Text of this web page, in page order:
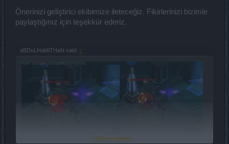
Önerinizi geliştirici ekibimize ileteceğiz. Fikirlerinizi bizimle
paylaştığınız için teşekkür ederiz.
aBDuLHaMiTHaN said: ↑
Click to expand...